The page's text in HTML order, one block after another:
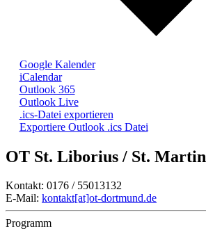
Google Kalender
iCalendar
Outlook 365
Outlook Live
.ics-Datei exportieren
Exportiere Outlook .ics Datei
OT St. Liborius / St. Martin
Kontakt: 0176 / 55013132
E-Mail: kontakt[at]ot-dortmund.de
Programm